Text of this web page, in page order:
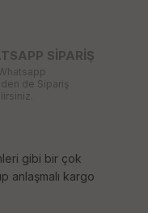
SİPARİŞ
de Sipariş
gibi bir çok
anlaşmalı kargo